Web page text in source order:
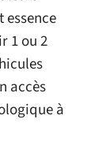
essence
1 ou 2
accès
à